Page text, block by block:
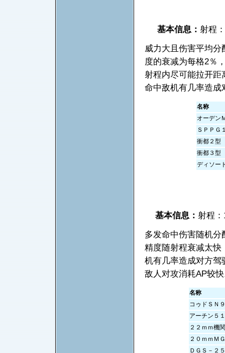
基本信息： 射程
威力大且伤害平均
度的衰减为每格2％
射程内尽可能拉开距
命中敌机有几率造成
名称
オーデン
ＳＰＰＧ
衝都２型
衝都３型
ディソー
基本信息： 射程
多发命中伤害随机
精度随射程衰减太快
机有几率造成对方驾
敌人对攻消耗AP较
名称
コゥドＳＮ
アーチン５１
２２ｍｍ機
２０ｍｍＭＧ
ＤＧＳ－２５